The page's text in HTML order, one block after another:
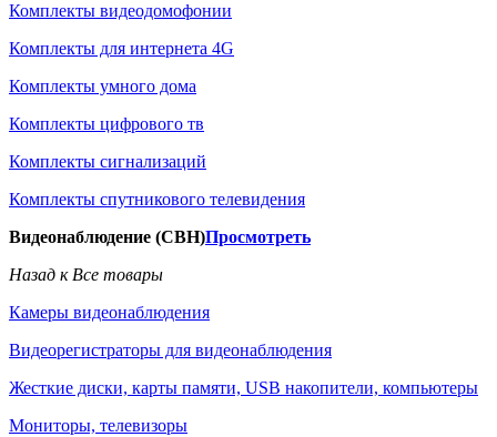
Комплекты видеодомофонии
Комплекты для интернета 4G
Комплекты умного дома
Комплекты цифрового тв
Комплекты сигнализаций
Комплекты спутникового телевидения
Видеонаблюдение (СВН)Просмотреть
Назад к Все товары
Камеры видеонаблюдения
Видеорегистраторы для видеонаблюдения
Жесткие диски, карты памяти, USB накопители, компьютеры
Мониторы, телевизоры